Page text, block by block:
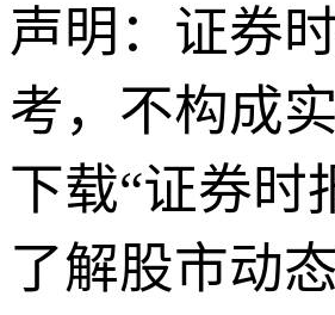
声明：证券
考，不构成
下载“证券时
了解股市动